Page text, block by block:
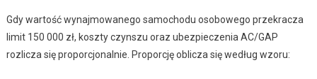
Gdy wartość wynajmowanego samochodu osobowego przekracza
limit 150 000 zł, koszty czynszu oraz ubezpieczenia AC/GAP
rozlicza się proporcjonalnie. Proporcję oblicza się według wzoru: